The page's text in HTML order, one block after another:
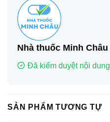
Nhà thuốc Minh Châu
Đã kiểm duyệt nội dung
SẢN PHẨM TƯƠNG TỰ